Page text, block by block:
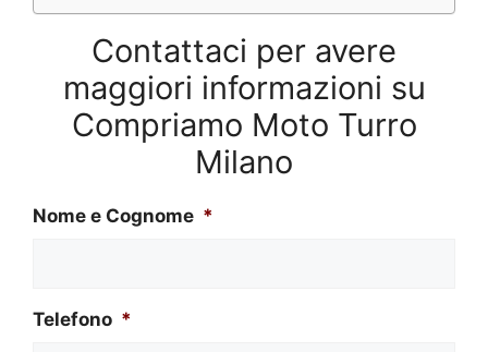
Contattaci per avere
maggiori informazioni su
Compriamo Moto Turro
Milano
Nome e Cognome *
Telefono *